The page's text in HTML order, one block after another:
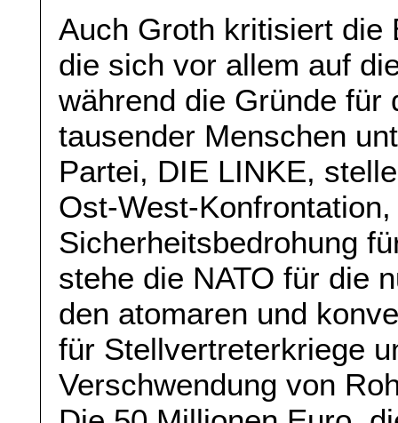
Auch Groth kritisiert die
die sich vor allem auf
während die Gründe für
tausender Menschen
Partei, DIE LINKE,
Ost-West-
Sicherheitsbedrohung
stehe die NATO für die
den atomaren und
für Stellvertreterkriege
Verschwendung von